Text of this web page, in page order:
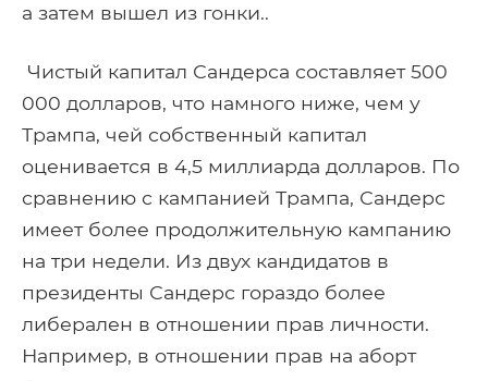
а затем вышел из гонки..
Чистый капитал Сандерса составляет 500
000 долларов, что намного ниже, чем у
Трампа, чей собственный капитал
оценивается в 4,5 миллиарда долларов. По
сравнению с кампанией Трампа, Сандерс
имеет более продолжительную кампанию
на три недели. Из двух кандидатов в
президенты Сандерс гораздо более
либерален в отношении прав личности.
Например, в отношении прав на аборт